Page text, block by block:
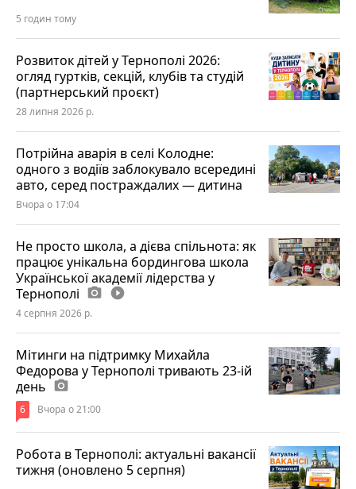
5 годин тому
Розвиток дітей у Тернополі 2026:
огляд гуртків, секцій, клубів та студій
(партнерський проєкт)
28 липня 2026 р.
Потрійна аварія в селі Колодне:
одного з водіїв заблокувало всередині
авто, серед постраждалих — дитина
Вчора о 17:04
Не просто школа, а дієва спільнота: як
працює унікальна бордингова школа
Української академії лідерства у
Тернополі photo_camera play_circle_filled
4 серпня 2026 р.
Мітинги на підтримку Михайла
Федорова у Тернополі тривають 23-ій
день photo_camera
6 Вчора о 21:00
Робота в Тернополі: актуальні вакансії
тижня (оновлено 5 серпня)